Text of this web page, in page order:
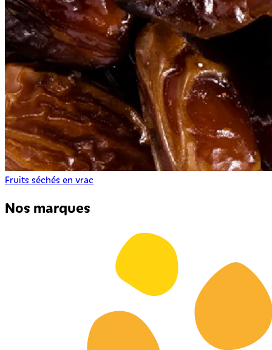
Fruits séchés en vrac
Nos marques